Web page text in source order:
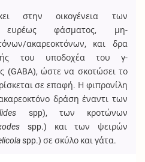
στην οικογένεια των
ευρέως φάσματος, μη-
ακαρεοκτόνων, και δρα
του υποδοχέα του γ-
(GABA), ώστε να σκοτώσει το
σε επαφή. Η φιπρονίλη
δράση έναντι των
spp), των κροτώνων
spp.) και των ψειρών
spp.) σε σκύλο και γάτα.